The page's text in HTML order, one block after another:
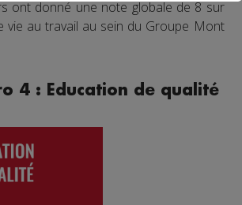
ont donné une note globale de 8 sur
vie au travail au sein du Groupe Mont
4 : Education de qualité